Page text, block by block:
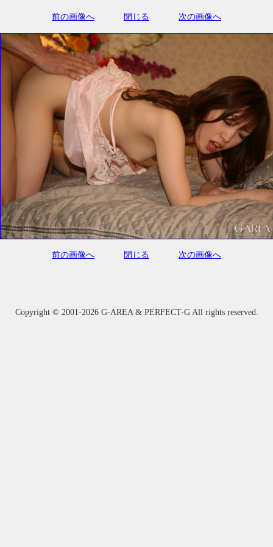
前の画像へ 閉じる 次の画像へ
前の画像へ 閉じる 次の画像へ
Copyright © 2001-2026 G-AREA & PERFECT-G All rights reserved.